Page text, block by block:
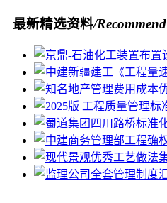
最新精选资料/Recommend